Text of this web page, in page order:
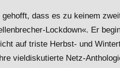
dass es zu keinem
Lockdown«. Er
auf triste Herbst- und
vieldiskutierte Netz-